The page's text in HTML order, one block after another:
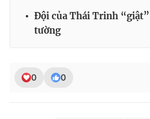
Đội của Thái Trinh
tường
0 0